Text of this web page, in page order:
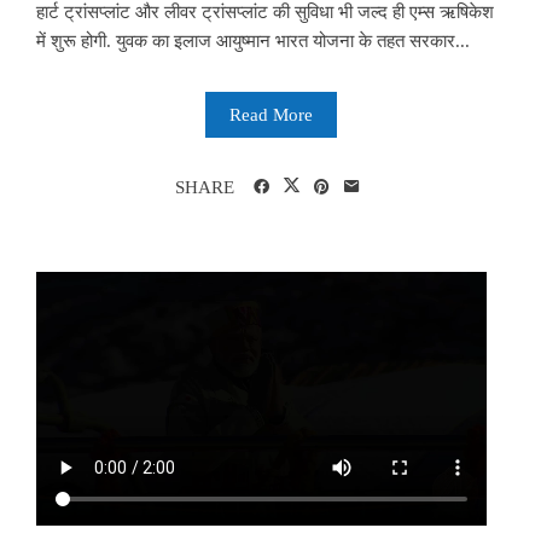
हार्ट ट्रांसप्लांट और लीवर ट्रांसप्लांट की सुविधा भी जल्द ही एम्स ऋषिकेश
में शुरू होगी. युवक का इलाज आयुष्मान भारत योजना के तहत सरकार...
Read More
SHARE